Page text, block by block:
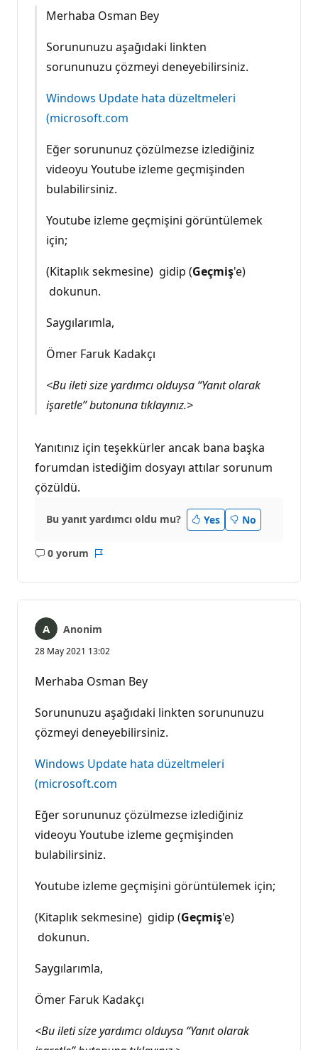
Merhaba Osman Bey
Sorununuzu aşağıdaki linkten
sorununuzu çözmeyi deneyebilirsiniz.
Windows Update hata düzeltmeleri
(microsoft.com
Eğer sorununuz çözülmezse izlediğiniz
videoyu Youtube izleme geçmişinden
bulabilirsiniz.
Youtube izleme geçmişini görüntülemek
için;
(Kitaplık sekmesine) gidip (Geçmiş'e)
dokunun.
Saygılarımla,
Ömer Faruk Kadakçı
<Bu ileti size yardımcı olduysa “Yanıt olarak
işaretle” butonuna tıklayınız.>
Yanıtınız için teşekkürler ancak bana başka
forumdan istediğim dosyayı attılar sorunum
çözüldü.
Bu yanıt yardımcı oldu mu? Yes No
0 yorum
Açıklama
Anonim
28 May 2021 13:02
Merhaba Osman Bey
Sorununuzu aşağıdaki linkten sorununuzu
çözmeyi deneyebilirsiniz.
Windows Update hata düzeltmeleri
(microsoft.com
Eğer sorununuz çözülmezse izlediğiniz
videoyu Youtube izleme geçmişinden
bulabilirsiniz.
Youtube izleme geçmişini görüntülemek için;
(Kitaplık sekmesine) gidip (Geçmiş'e)
dokunun.
Saygılarımla,
Ömer Faruk Kadakçı
<Bu ileti size yardımcı olduysa “Yanıt olarak